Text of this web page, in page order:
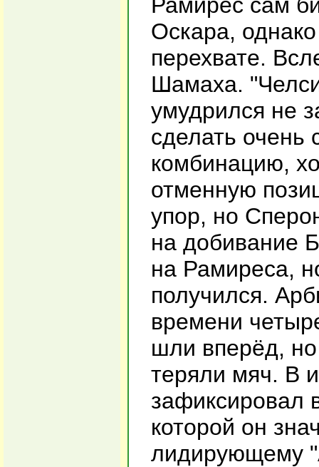
Оскара,
перехвате.
Шамаха.
умудрился не
сделать очень
комбинацию,
отменную
упор, но
на добивание
на Рамиреса,
получился.
времени
шли вперёд,
теряли мяч. В
зафиксировал
которой он
лидирующему